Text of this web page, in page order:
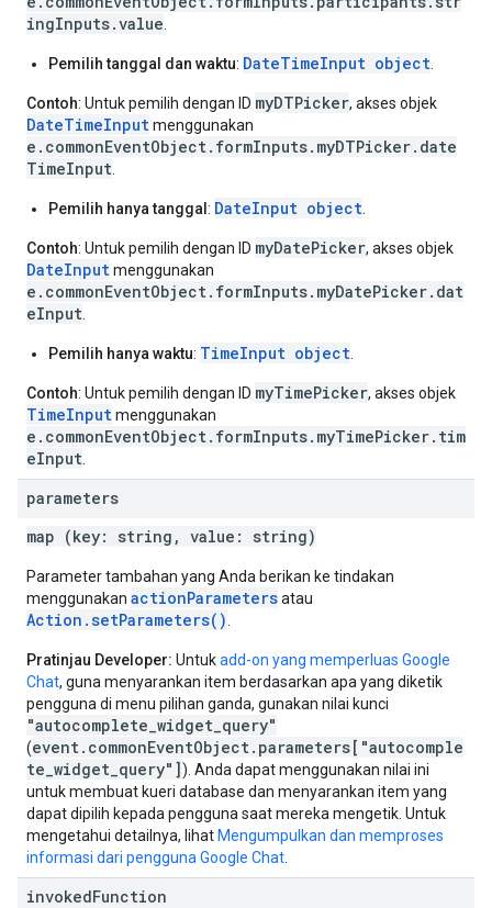
ingInputs.value
Pemilih tanggal dan waktu: DateTimeInput object
Contoh: Untuk pemilih dengan ID myDTPicker, akses objek
DateTimeInputmenggunakan
e.commonEventObject.formInputs.myDTPicker.date
TimeInput
Pemilih hanya tanggal : DateInput object
Contoh: Untuk pemilih dengan ID myDatePicker, akses objek
DateInputmenggunakan
e.commonEventObject.formInputs.myDatePicker.dat
eInput
Pemilih hanya waktu: TimeInput object
Contoh: Untuk pemilih dengan ID myTimePicker, akses objek
TimeInputmenggunakan
e.commonEventObject.formInputs.myTimePicker.tim
eInput
parameters
map (key: string, value: string)
Parameter tambahan yang Anda berikan ke tindakan
menggunakan actionParametersatau
Action.setParameters()
Pratinjau Developer: Untukadd-on yang memperluas Google
Chat, guna menyarankan item berdasarkan apa yang diketik
pengguna di menu pilihan ganda, gunakan nilai kunci
"autocomplete_widget_query"
(event.commonEventObject.parameters["autocomple
te_widget_query"]). Anda dapat menggunakan nilai ini
untuk membuat kueri database dan menyarankan item yang
dapat dipilih kepada pengguna saat mereka mengetik. Untuk
mengetahui detailnya, lihat Mengumpulkan dan memproses
informasi dari pengguna Google Chat
invokedFunction